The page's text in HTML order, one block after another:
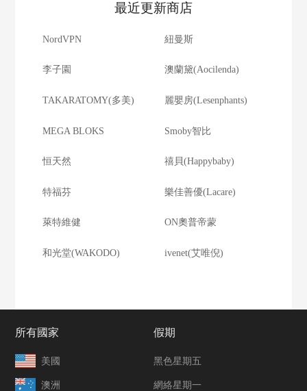
最近更新商店
NordVPN 紐曼斯
李子園 澳蘭黛(Aocilenda)
TAKARATOMY(多美) 麗嬰房(Lesenphants)
MEGA BLOKS Smoby智比
恒天然 禧貝(Happybaby)
特福芬 樂佳善優(Lacare)
萊特維健 ON奧普帝蒙
和光堂(WAKODO) ivenet(艾唯倪)
所有國家
美國
澳洲
假期
黑色星期五
網絡星期一